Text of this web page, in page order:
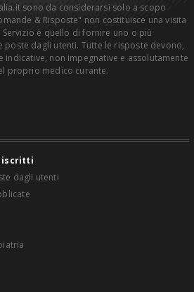
sono da considerarsi solo a scopo
& Risposte" non costituisce una visita
è quello di fornire uno o più
dagli utenti. Tutte le risposte devono,
indicative, non impegnative e assolutamente
proprio medico curante.
iscritti
dagli utenti